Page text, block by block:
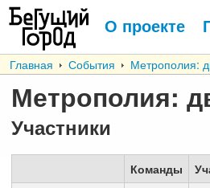
О проекте
Главная События Метрополия:
Метрополия:
Участники
Команды